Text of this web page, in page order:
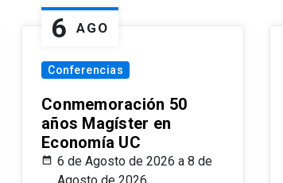
6 AGO
Conferencias
Conmemoración 50
años Magíster en
Economía UC
6 de Agosto de 2026 a 8 de